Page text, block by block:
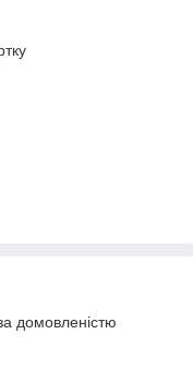
домовленістю